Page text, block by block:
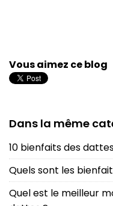
Vous aimez ce blog
Dans la même
10 bienfaits des
Quels sont les
Quel est le meilleur